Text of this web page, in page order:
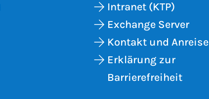
Intranet (KTP)
Exchange Server
Kontakt und Anreise
Erklärung zur
Barrierefreiheit